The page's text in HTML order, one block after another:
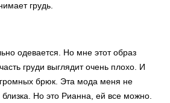
грудь.
одевается. Но мне этот образ
груди выглядит очень плохо. И
брюк. Эта мода меня не
Но это Рианна, ей все можно.